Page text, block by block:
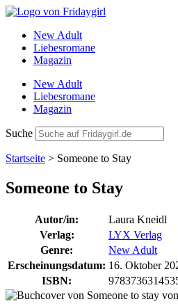
Zum
wechselnNew Adult
Liebesromane
Magazin
New Adult
Liebesromane
Magazin
Suche
Startseite > Someone to Stay
Someone to Stay
Autor/in:
Laura Kneidl
Verlag:
LYX Verlag
Genre:
New Adult
Erscheinungsdatum: 16. Oktober
ISBN: